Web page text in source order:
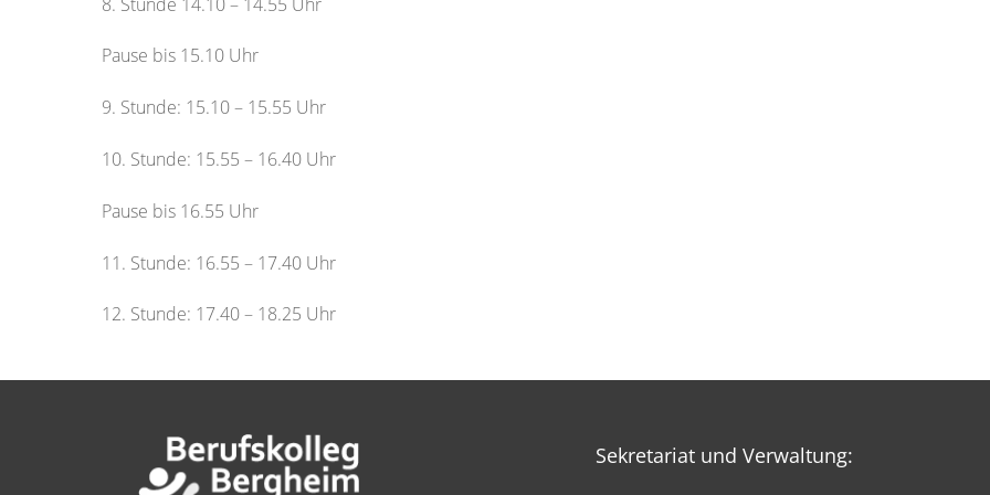
Pause bis 15.10 Uhr
9. Stunde: 15.10 – 15.55 Uhr
10. Stunde: 15.55 – 16.40 Uhr
Pause bis 16.55 Uhr
11. Stunde: 16.55 – 17.40 Uhr
12. Stunde: 17.40 – 18.25 Uhr
Sekretariat und Verwaltung: